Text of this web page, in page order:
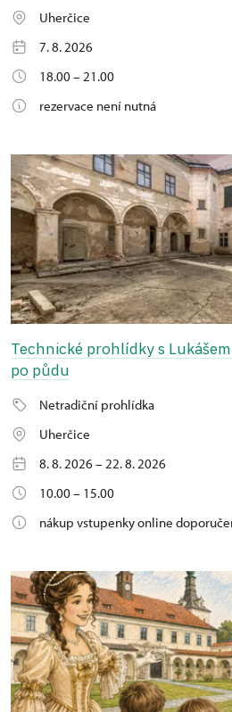
Uherčice
7. 8. 2026
18.00 – 21.00
rezervace není nutná
Technické prohlídky s
po půdu
Netradiční prohlídka
Uherčice
8. 8. 2026 – 22. 8. 2026
10.00 – 15.00
nákup vstupenky online